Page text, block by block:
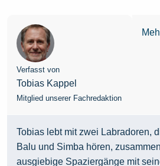
Verfasst von
Tobias Kappel
Mitglied unserer Fachredaktion
Tobias lebt mit zwei Labradoren,
Balu und Simba hören,
ausgiebige Spaziergänge mit